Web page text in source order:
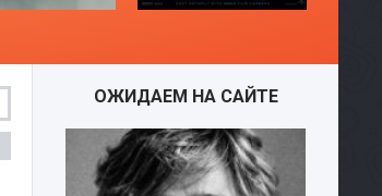
ОЖИДАЕМ НА САЙТЕ